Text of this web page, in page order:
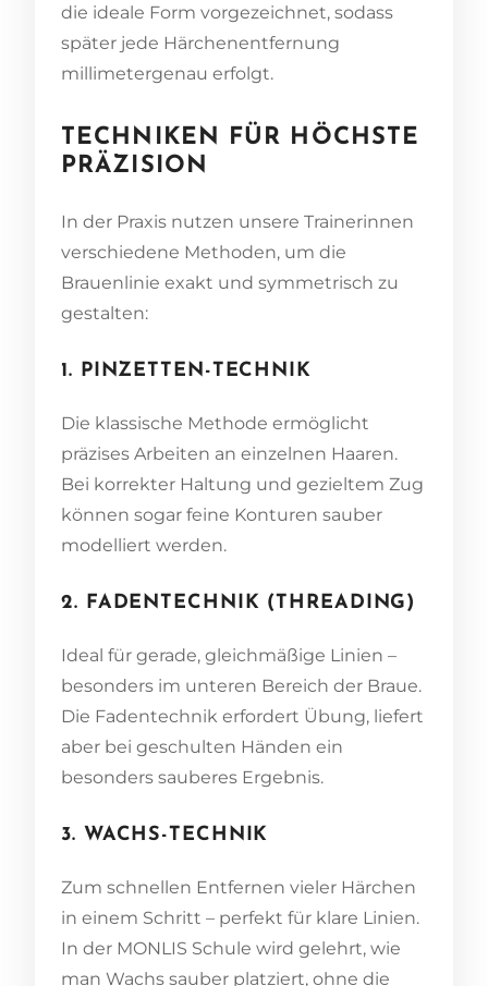
die ideale Form vorgezeichnet, sodass
später jede Härchenentfernung
millimetergenau erfolgt.
TECHNIKEN FÜR HÖCHSTE
PRÄZISION
In der Praxis nutzen unsere Trainerinnen
verschiedene Methoden, um die
Brauenlinie exakt und symmetrisch zu
gestalten:
1. PINZETTEN-TECHNIK
Die klassische Methode ermöglicht
präzises Arbeiten an einzelnen Haaren.
Bei korrekter Haltung und gezieltem Zug
können sogar feine Konturen sauber
modelliert werden.
2. FADENTECHNIK (THREADING)
Ideal für gerade, gleichmäßige Linien –
besonders im unteren Bereich der Braue.
Die Fadentechnik erfordert Übung, liefert
aber bei geschulten Händen ein
besonders sauberes Ergebnis.
3. WACHS-TECHNIK
Zum schnellen Entfernen vieler Härchen
in einem Schritt – perfekt für klare Linien.
In der MONLIS Schule wird gelehrt, wie
man Wachs sauber platziert, ohne die